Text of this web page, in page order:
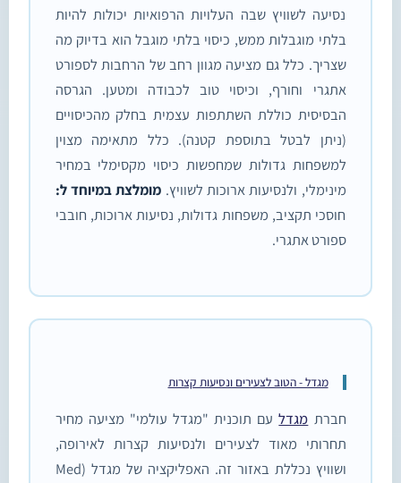
נסיעה לשוויץ שבה העלויות הרפואיות יכולות להיות
בלתי מוגבלות ממש, כיסוי בלתי מוגבל הוא בדיוק מה
שצריך. כלל גם מציעה מגוון רחב של הרחבות לספורט
אתגרי וחורף, וכיסוי טוב לכבודה ומטען. הגרסה
הבסיסית כוללת השתתפות עצמית בחלק מהכיסויים
(ניתן לבטל בתוספת קטנה). כלל מתאימה מצוין
למשפחות גדולות שמחפשות כיסוי מקסימלי במחיר
מינימלי, ולנסיעות ארוכות לשוויץ. מומלצת במיוחד ל:
חוסכי תקציב, משפחות גדולות, נסיעות ארוכות, חובבי
ספורט אתגרי.
מגדל - הטוב לצעירים ונסיעות קצרות
חברת מגדלעם תוכנית "מגדל עולמי" מציעה מחיר
תחרותי מאוד לצעירים ולנסיעות קצרות לאירופה,
ושוויץ נכללת באזור זה. האפליקציה של מגדל (Med